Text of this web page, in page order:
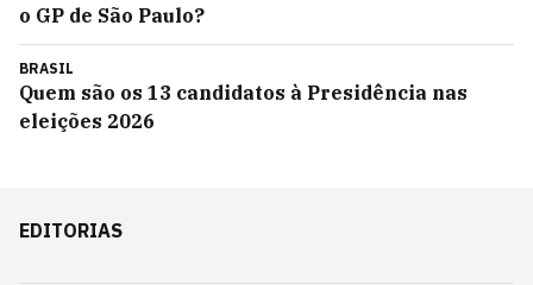
o GP de São Paulo?
BRASIL
Quem são os 13 candidatos à Presidência nas
eleições 2026
EDITORIAS